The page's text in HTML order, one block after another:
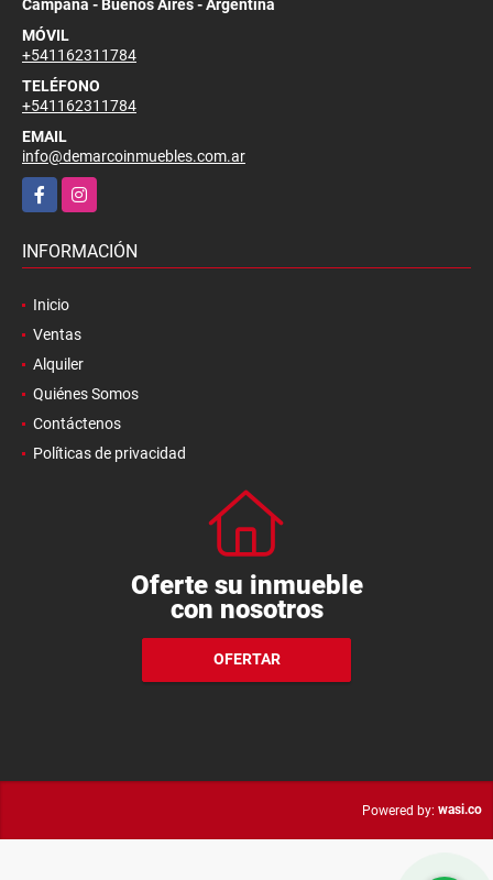
Campana - Buenos Aires - Argentina
MÓVIL
+541162311784
TELÉFONO
+541162311784
EMAIL
info@demarcoinmuebles.com.ar
FacebookInstagram
INFORMACIÓN
Inicio
Ventas
Alquiler
Quiénes Somos
Contáctenos
Políticas de privacidad
Oferte su inmueble
con nosotros
OFERTAR
Powered by: wasi.co